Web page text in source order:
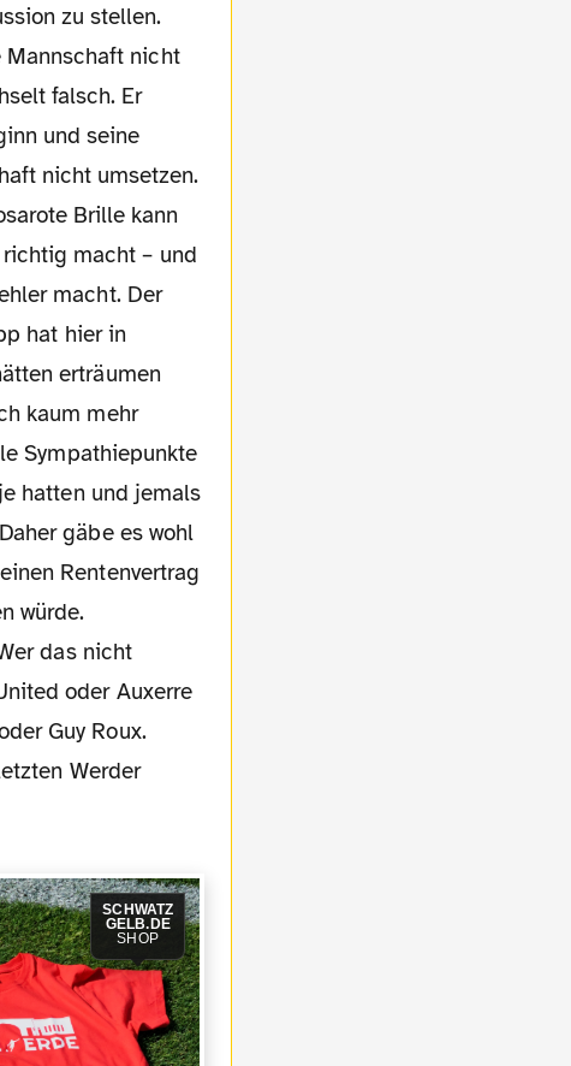
zu stellen.
Mannschaft nicht
falsch. Er
und seine
nicht umsetzen.
Brille kann
macht – und
macht. Der
hat hier in
erträumen
kaum mehr
Sympathiepunkte
hatten und jemals
gäbe es wohl
Rentenvertrag
würde.
das nicht
oder Auxerre
Guy Roux.
Werder
SCHWATZ
GELB.DE
SHOP